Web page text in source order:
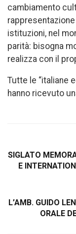
cambiamento
istituzioni, nel
parità: bisogna
realizza con il
Tutte le “italiane
hanno ricevuto
SIGLATO
E
L’AMB. GUIDO
ORALE